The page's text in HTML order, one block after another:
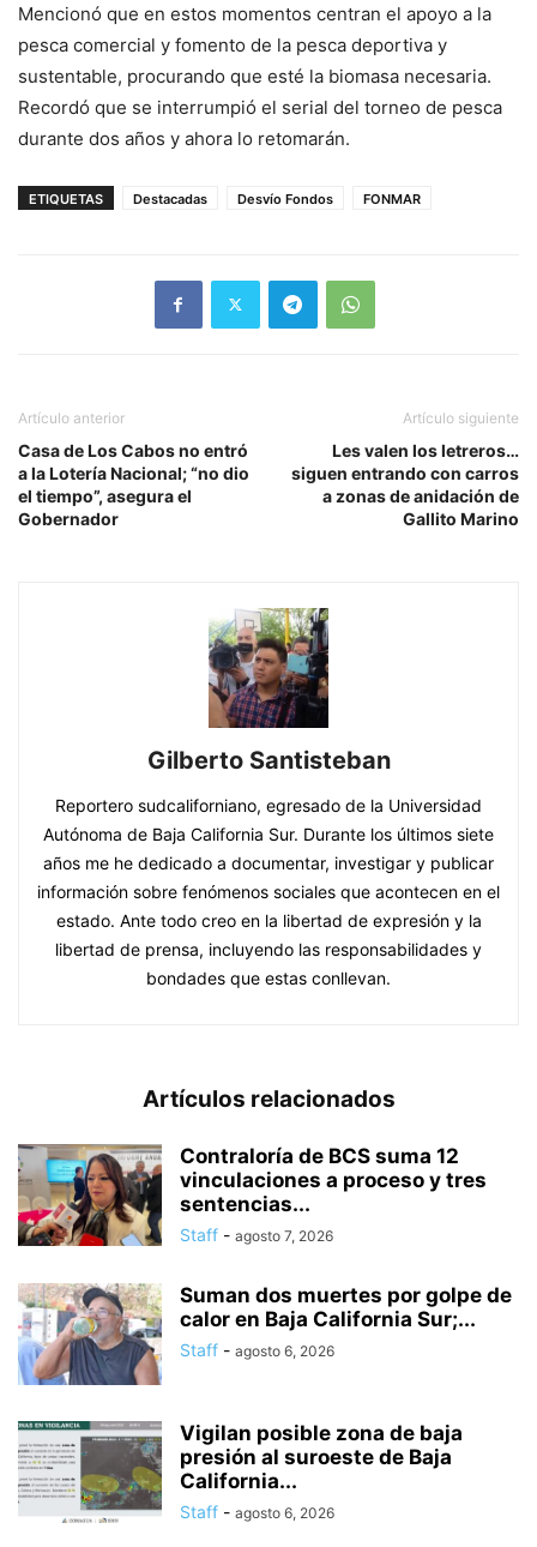
Mencionó que en estos momentos centran el apoyo a la
pesca comercial y fomento de la pesca deportiva y
sustentable, procurando que esté la biomasa necesaria.
Recordó que se interrumpió el serial del torneo de pesca
durante dos años y ahora lo retomarán.
ETIQUETAS Destacadas Desvío Fondos FONMAR
Artículo anterior
Casa de Los Cabos no entró
a la Lotería Nacional; “no dio
el tiempo”, asegura el
Gobernador
Artículo siguiente
Les valen los letreros…
siguen entrando con carros
a zonas de anidación de
Gallito Marino
Gilberto Santisteban
Reportero sudcaliforniano, egresado de la Universidad
Autónoma de Baja California Sur. Durante los últimos siete
años me he dedicado a documentar, investigar y publicar
información sobre fenómenos sociales que acontecen en el
estado. Ante todo creo en la libertad de expresión y la
libertad de prensa, incluyendo las responsabilidades y
bondades que estas conllevan.
Artículos relacionados
Contraloría de BCS suma 12
vinculaciones a proceso y tres
sentencias...
Staff - agosto 7, 2026
Suman dos muertes por golpe de
calor en Baja California Sur;...
Staff - agosto 6, 2026
Vigilan posible zona de baja
presión al suroeste de Baja
California...
Staff - agosto 6, 2026